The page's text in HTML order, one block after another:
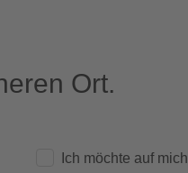
Ort.
Ich möchte auf mich